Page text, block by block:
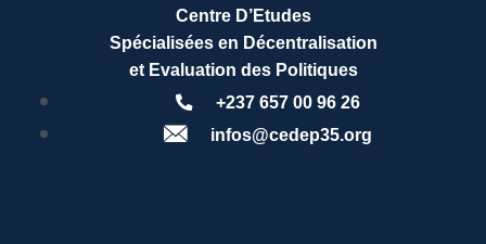
Centre D’Etudes
Spécialisées en Décentralisation
et Evaluation des Politiques
+237 657 00 96 26
infos@cedep35.org